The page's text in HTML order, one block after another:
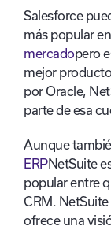
Salesforce
más popular
mercadopero
mejor
por Oracle,
parte de esa
Aunque
ERPNetSuite
popular entre
CRM.
ofrece una